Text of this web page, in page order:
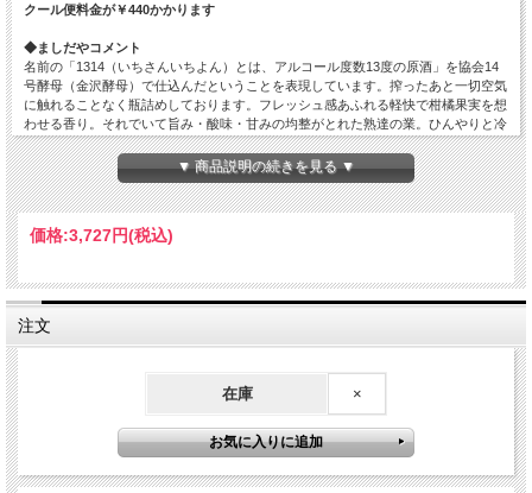
クール便料金が￥440かかります
◆ましだやコメント
名前の「1314（いちさんいちよん）とは、アルコール度数13度の原酒」を協会14
号酵母（金沢酵母）で仕込んだということを表現しています。搾ったあと一切空気
に触れることなく瓶詰めしております。フレッシュ感あふれる軽快で柑橘果実を想
わせる香り。それでいて旨み・酸味・甘みの均整がとれた熟達の業。ひんやりと冷
やしてお楽しみください。
原材料…米（国産）・米こうじ（国産米）
原料米…雄町
日本酒度…
▼ 商品説明の続きを見る ▼
価格:3,727円(税込)
注文
在庫 ×